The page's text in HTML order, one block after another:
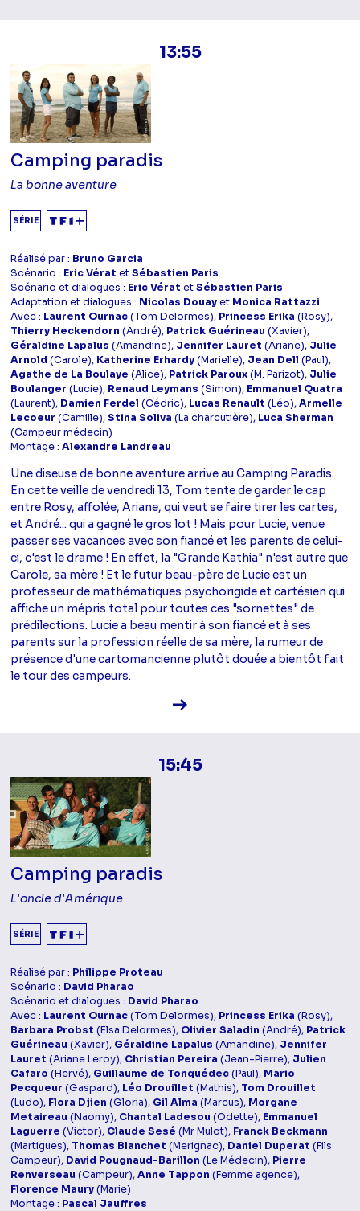
13:55
Camping paradis
La bonne aventure
SÉRIE
Réalisé par : Bruno Garcia
Scénario : Eric Vérat etSébastien Paris
Scénario et dialogues : Eric Vérat etSébastien Paris
Adaptation et dialogues : Nicolas Douayet Monica Rattazzi
Avec : Laurent Ournac(Tom Delormes), Princess Erika (Rosy),
Thierry Heckendorn (André), Patrick Guérineau (Xavier),
Géraldine Lapalus (Amandine), Jennifer Lauret (Ariane), Julie
Arnold (Carole), Katherine Erhardy(Marielle), Jean Dell (Paul),
Agathe de La Boulaye (Alice), Patrick Paroux(M. Parizot), Julie
Boulanger (Lucie), Renaud Leymans (Simon), Emmanuel Quatra
(Laurent), Damien Ferdel (Cédric), Lucas Renault (Léo),Armelle
Lecoeur (Camille),Stina Soliva (La charcutière), Luca Sherman
(Campeur médecin)
Montage :Alexandre Landreau
Une diseuse de bonne aventure arrive au Camping Paradis.
En cette veille de vendredi 13, Tom tente de garder le cap
entre Rosy, affolée, Ariane, qui veut se faire tirer les cartes,
et André... qui a gagné le gros lot ! Mais pour Lucie, venue
passer ses vacances avec son fiancé et les parents de celui-
ci, c'est le drame ! En effet, la "Grande Kathia" n'est autre que
Carole, sa mère ! Et le futur beau-père de Lucie est un
professeur de mathématiques psychorigide et cartésien qui
affiche un mépris total pour toutes ces "sornettes" de
prédilections. Lucie a beau mentir à son fiancé et à ses
parents sur la profession réelle de sa mère, la rumeur de
présence d'une cartomancienne plutôt douée a bientôt fait
le tour des campeurs.
Voir la fiche diffusion
15:45
Camping paradis
L'oncle d'Amérique
SÉRIE
Réalisé par : Philippe Proteau
Scénario : David Pharao
Scénario et dialogues : David Pharao
Avec : Laurent Ournac(Tom Delormes), Princess Erika (Rosy),
Barbara Probst (Elsa Delormes), Olivier Saladin (André), Patrick
Guérineau (Xavier), Géraldine Lapalus (Amandine), Jennifer
Lauret (Ariane Leroy), Christian Pereira (Jean-Pierre), Julien
Cafaro (Hervé), Guillaume de Tonquédec(Paul), Mario
Pecqueur (Gaspard), Léo Drouillet (Mathis), Tom Drouillet
(Ludo), Flora Djien (Gloria), Gil Alma (Marcus), Morgane
Metaireau (Naomy), Chantal Ladesou (Odette), Emmanuel
Laguerre (Victor), Claude Sesé (Mr Mulot), Franck Beckmann
(Martigues), Thomas Blanchet (Merignac), Daniel Duperat (Fils
Campeur), David Pougnaud-Barillon (Le Médecin), Pierre
Renverseau (Campeur),Anne Tappon (Femme agence),
Florence Maury(Marie)
Montage : Pascal Jauffres